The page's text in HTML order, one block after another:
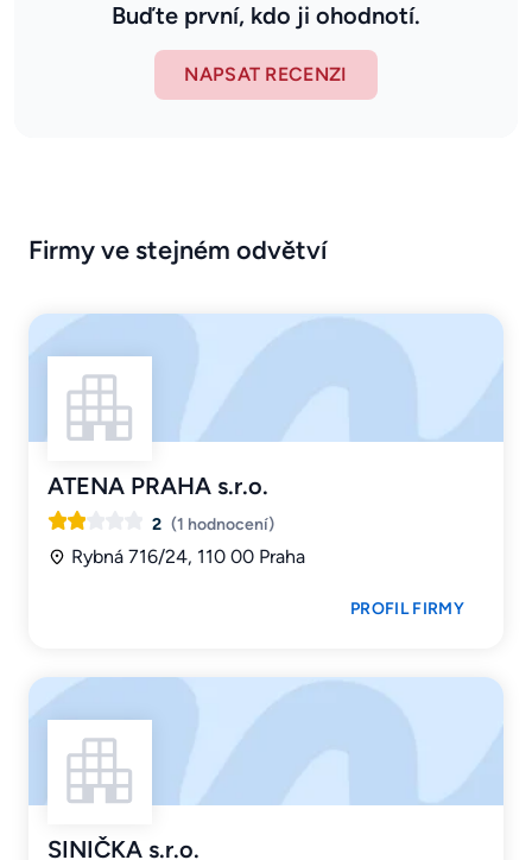
Buďte první, kdo ji ohodnotí.
NAPSAT RECENZI
Firmy ve stejném odvětví
ATENA PRAHA s.r.o.
2 (1 hodnocení)
Rybná 716/24, 110 00 Praha
PROFIL FIRMY
SINIČKA s.r.o.